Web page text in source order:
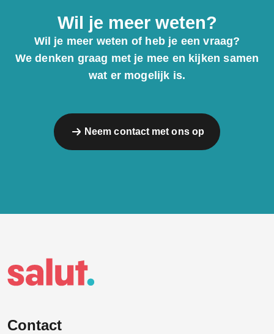
Wil je meer weten?
Wil je meer weten of heb je een vraag?
We denken graag met je mee en kijken samen
wat er mogelijk is.
Neem contact met ons op
Contact